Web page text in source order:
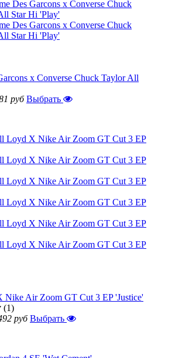
x Converse Chuck Taylor All
руб Выбрать
Nike Air Zoom GT Cut 3 EP 'Justice'
(1)
руб Выбрать